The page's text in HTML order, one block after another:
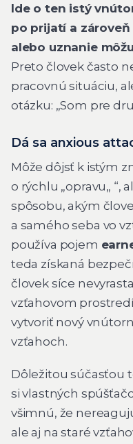
Ide o ten istý
po prijatí a
alebo uznanie
Preto človek často
pracovnú situáciu,
otázku: „Som pre
Dá sa anxious
Môže dôjsť k istým
o rýchlu „opravu„
spôsobu, akým
a samého seba vo
používa pojem
teda získaná
človek síce
vzťahovom
vytvoriť nový
vzťahoch.
Dôležitou súčasťou
si vlastných
všimnú, že
ale aj na staré